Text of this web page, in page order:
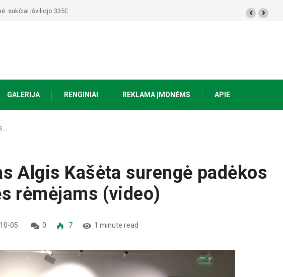
išviliojo 3350 eurų, Prienuose – policijos gaudynės, Varėnos rajone rasti du mirę žmonės
GALERIJA RENGINIAI REKLAMA ĮMONĖMS APIE
Algis Kašėta surengė padėkos
rėmėjams (video)
05 0 7 1 minute read